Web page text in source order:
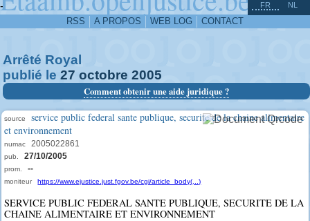
-
RSS A PROPOS WEB LOG CONTACT
FR NL
Arrêté Royal
publié le 27 octobre 2005
Comment obtenir une aide juridique ?
source
service public federal sante publique, securite de la chaine alimentaire
et environnement
numac 2005022861
pub. 27/10/2005
prom. --
moniteur https://www.ejustice.just.fgov.be/cgi/article_body(...)
SERVICE PUBLIC FEDERAL SANTE PUBLIQUE, SECURITE DE LA
CHAINE ALIMENTAIRE ET ENVIRONNEMENT
^